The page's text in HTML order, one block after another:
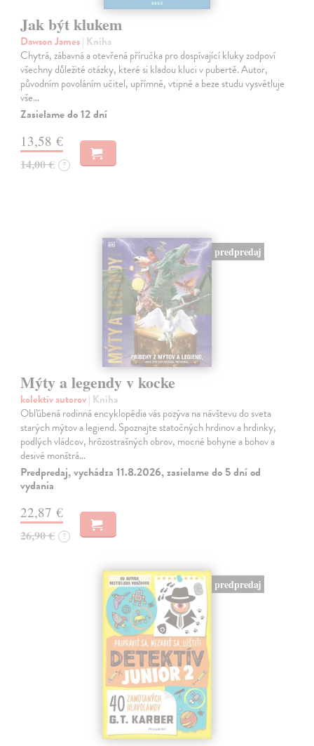
Jak být klukem
Dawson James| Kniha
Chytrá, zábavná a otevřená příručka pro dospívající kluky zodpoví
všechny důležité otázky, které si kladou kluci v pubertě. Autor,
původním povoláním učitel, upřímně, vtipně a beze studu vysvětluje
vše…
Zasielame do 12 dní
13,58 €
14,00 € ?
predpredaj
Mýty a legendy v kocke
kolektív autorov| Kniha
Obľúbená rodinná encyklopédia vás pozýva na návštevu do sveta
starých mýtov a legiend. Spoznajte statočných hrdinov a hrdinky,
podlých vládcov, hrôzostrašných obrov, mocné bohyne a bohov a
desivé monštrá…
Predpredaj, vychádza 11.8.2026, zasielame do 5 dní od
vydania
22,87 €
26,90 € ?
predpredaj